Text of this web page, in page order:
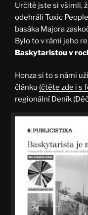
Určitě jste si všimli,
odehráli Toxic
basáka Majora
Bylo to v rámi jeho
Baskytaristou v
Honza si to s námi
článku (čtěte zde i s
regionální Deník